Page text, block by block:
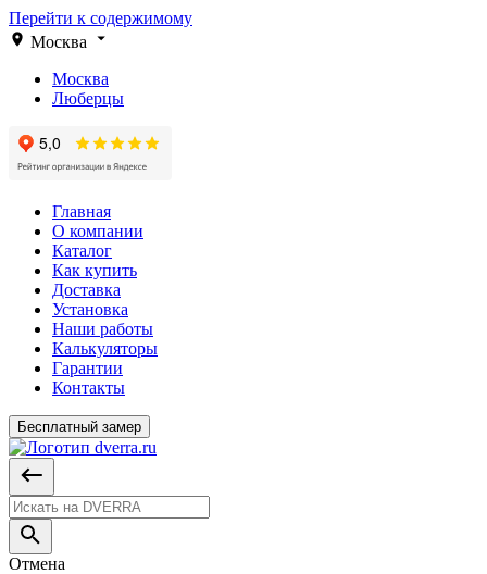
Перейти к содержимому
Москва
Москва
Люберцы
Главная
О компании
Каталог
Как купить
Доставка
Установка
Наши работы
Калькуляторы
Гарантии
Контакты
Бесплатный замер
Отмена